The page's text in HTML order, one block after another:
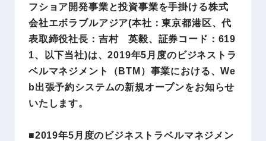
フショア開発事業と投資事業を手掛ける株式
会社エボラブルアジア(本社：東京都港区、代
表取締役社長：吉村 英毅、証券コード：619
1、以下当社)は、2019年5月度のビジネストラ
ベルマネジメント（BTM）事業における、We
b出張予約システムの新規オープンをお知らせ
いたします。
■2019年5月度のビジネストラベルマネジメン